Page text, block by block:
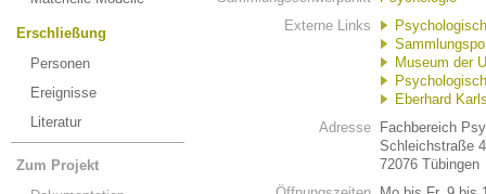
Erschließung
Personen
Ereignisse
Literatur
Zum Projekt
Externe Links
Museum der
Eberhard
Adresse
Fachbereich
Schleichstraße 4
72076 Tübingen